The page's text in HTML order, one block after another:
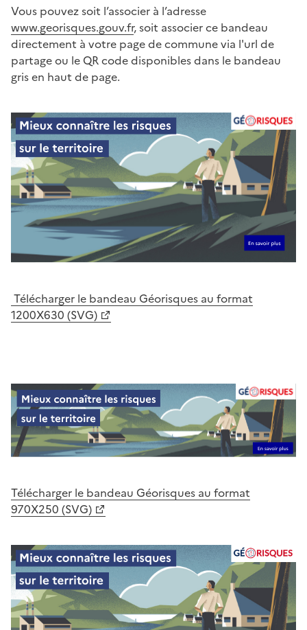
Vous pouvez soit l’associer à l’adresse
www.georisques.gouv.fr, soit associer ce bandeau
directement à votre page de commune via l'url de
partage ou le QR code disponibles dans le bandeau
gris en haut de page.
Télécharger le bandeau Géorisques au format
1200X630 (SVG)
Télécharger le bandeau Géorisques au format
970X250 (SVG)